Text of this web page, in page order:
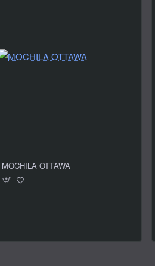
MOCHILA OTTAWA